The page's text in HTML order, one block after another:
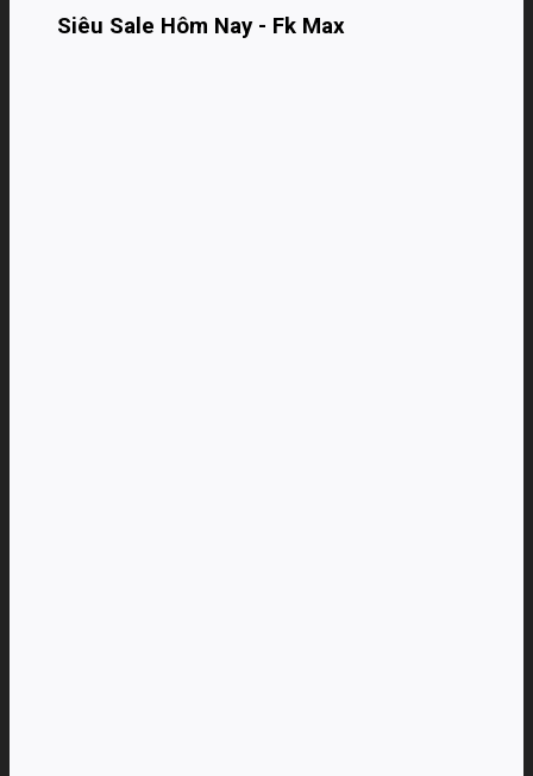
Siêu Sale Hôm Nay - Fk Max